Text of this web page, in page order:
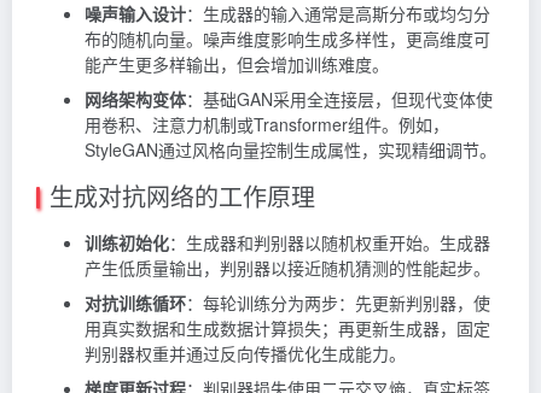
噪声输入设计：生成器的输入通常是高斯分布或均匀分
布的随机向量。噪声维度影响生成多样性，更高维度可
能产生更多样输出，但会增加训练难度。
网络架构变体：基础GAN采用全连接层，但现代变体使
用卷积、注意力机制或Transformer组件。例如，
StyleGAN通过风格向量控制生成属性，实现精细调节。
生成对抗网络的工作原理
训练初始化：生成器和判别器以随机权重开始。生成器
产生低质量输出，判别器以接近随机猜测的性能起步。
对抗训练循环：每轮训练分为两步：先更新判别器，使
用真实数据和生成数据计算损失；再更新生成器，固定
判别器权重并通过反向传播优化生成能力。